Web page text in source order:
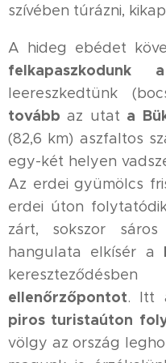
szívében túrázni,
A hideg ebédet
leereszkedtünk
tovább az utat a
(82,6 km) aszfaltos
egy-két helyen
Az erdei gyümölcs
erdei úton
zárt, sokszor sáros
hangulata elkísér a
ellenőrzőpontot. Itt
piros turistaúton
völgy az ország